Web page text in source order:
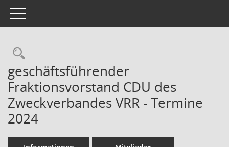
Toggle navigation
Rechercheauswahl
geschäftsführender
Fraktionsvorstand CDU des
Zweckverbandes VRR - Termine
2024